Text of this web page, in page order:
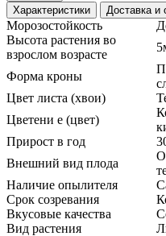
Характеристики
Доставка и
Морозостойкость
Высота растения во
взрослом возрасте
Форма кроны
Цвет листа (хвои)
Цветени е (цвет)
Прирост в год
Внешний вид плода
Наличие опылителя
Срок созревания
Вкусовые качества
Вид растения